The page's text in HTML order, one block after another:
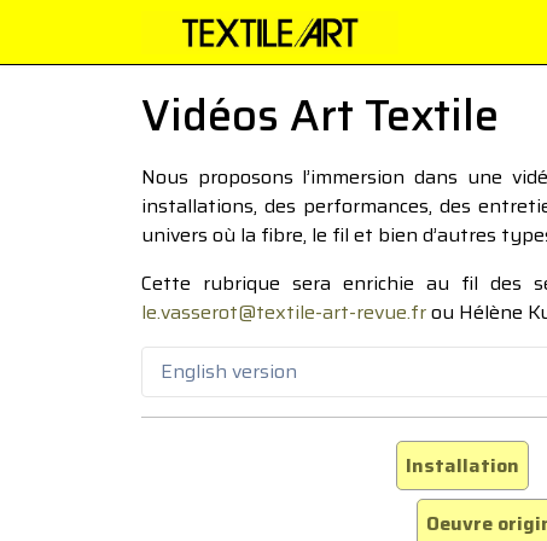
Vidéos Art Textile
Nous proposons l’immersion dans une
installations, des performances, des
univers où la fibre, le fil et bien d’autres
Cette rubrique sera enrichie au fil des
le.vasserot@textile-art-revue.frou Hélène
English version
Installation
Oeuvre